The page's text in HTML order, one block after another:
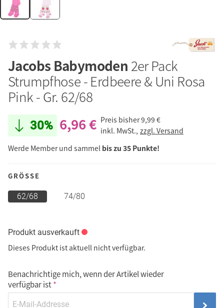
Jacobs Babymoden 2er Pack
Strumpfhose - Erdbeere & Uni Rosa
Pink - Gr. 62/68
30% 6,96 € Preis bisher9,99 €
inkl. MwSt., zzgl. Versand
Werde Member und sammel bis zu 35 Punkte!
GRÖSSE
62/68 74/80
Produkt ausverkauft
Dieses Produkt ist aktuell nicht verfügbar.
Benachrichtige mich, wenn der Artikel wieder
verfügbar ist